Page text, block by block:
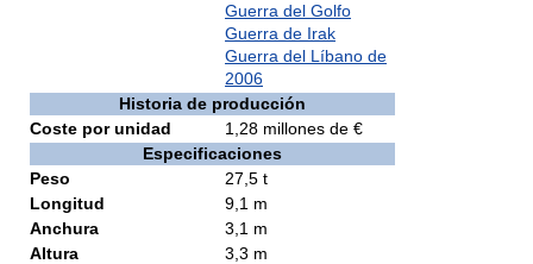
Guerra del Golfo
Guerra de Irak
Guerra del Líbano de
2006
Historia de producción
Coste por unidad
1,28 millones de €
Especificaciones
Peso
27,5 t
Longitud
9,1 m
Anchura
3,1 m
Altura
3,3 m